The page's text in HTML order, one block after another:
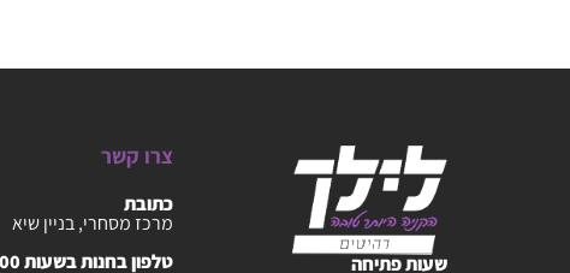
שעות פתיחה
צרו קשר
כתובת
מרכז מסחרי, בניין שיא
טלפון בחנות בשעות 08:30-20:00